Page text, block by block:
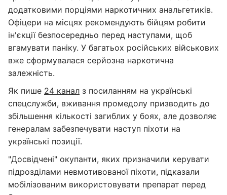
додатковими порціями наркотичних анальгетиків.
Офіцери на місцях рекомендують бійцям робити
ін'єкції безпосередньо перед наступами, щоб
вгамувати паніку. У багатьох російських військових
вже сформувалася серйозна наркотична
залежність.
Як пише 24 канал з посиланням на українські
спецслужби, вживання промедолу призводить до
збільшення кількості загиблих у боях, але дозволяє
генералам забезпечувати наступ піхоти на
українські позиції.
"Досвідчені" окупанти, яких призначили керувати
підрозділами невмотивованої піхоти, підказали
мобілізованим використовувати препарат перед